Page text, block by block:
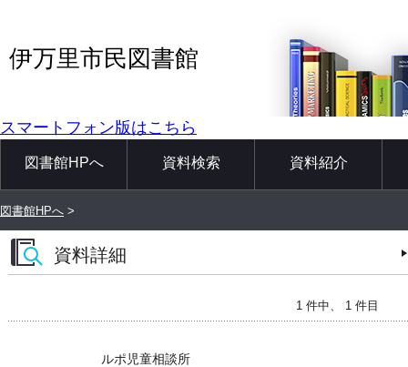
伊万里市民図書館
スマートフォン版はこちら
図書館HPへ 資料検索 資料紹介
図書館HPへ >
資料詳細
1 件中、 1 件目
ルポ児童相談所